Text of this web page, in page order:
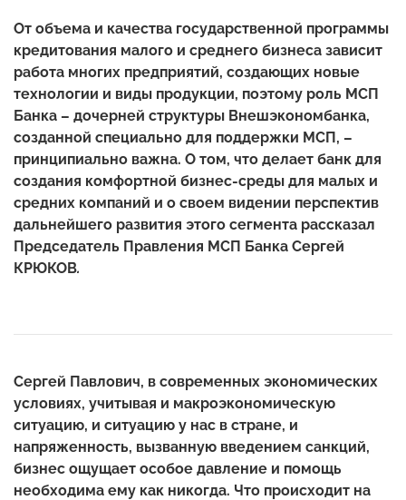
От объема и качества государственной программы
кредитования малого и среднего бизнеса зависит
работа многих предприятий, создающих новые
технологии и виды продукции, поэтому роль МСП
Банка – дочерней структуры Внешэкономбанка,
созданной специально для поддержки МСП, –
принципиально важна. О том, что делает банк для
создания комфортной бизнес-среды для малых и
средних компаний и о своем видении перспектив
дальнейшего развития этого сегмента рассказал
Председатель Правления МСП Банка Сергей
КРЮКОВ.
Сергей Павлович, в современных экономических
условиях, учитывая и макроэкономическую
ситуацию, и ситуацию у нас в стране, и
напряженность, вызванную введением санкций,
бизнес ощущает особое давление и помощь
необходима ему как никогда. Что происходит на